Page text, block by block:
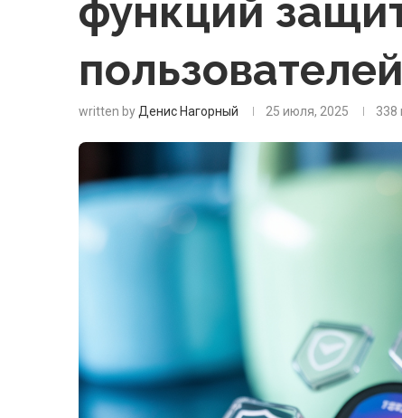
функций
пользователей
written by Денис Нагорный 25 июля, 2025 338